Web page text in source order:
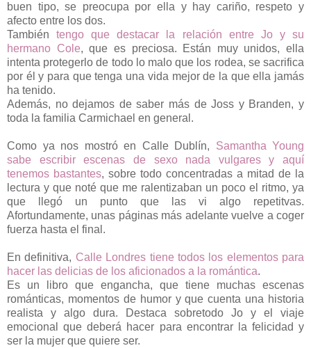
buen tipo, se preocupa por ella y hay cariño, respeto y
afecto entre los dos.
También tengo que destacar la relación entre Jo y su
hermano Cole, que es preciosa. Están muy unidos, ella
intenta protegerlo de todo lo malo que los rodea, se sacrifica
por él y para que tenga una vida mejor de la que ella jamás
ha tenido.
Además, no dejamos de saber más de Joss y Branden, y
toda la familia Carmichael en general.
Como ya nos mostró en Calle Dublín, Samantha Young
sabe escribir escenas de sexo nada vulgares y aquí
tenemos bastantes, sobre todo concentradas a mitad de la
lectura y que noté que me ralentizaban un poco el ritmo, ya
que llegó un punto que las vi algo repetitvas.
Afortundamente, unas páginas más adelante vuelve a coger
fuerza hasta el final.
En definitiva, Calle Londres tiene todos los elementos para
hacer las delicias de los aficionados a la romántica.
Es un libro que engancha, que tiene muchas escenas
románticas, momentos de humor y que cuenta una historia
realista y algo dura. Destaca sobretodo Jo y el viaje
emocional que deberá hacer para encontrar la felicidad y
ser la mujer que quiere ser.